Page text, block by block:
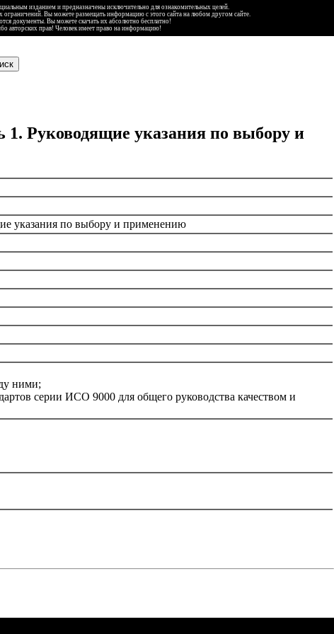
изданием и предназначены исключительно для ознакомительных целей.
ограничений. Вы можете размещать информацию с этого сайта на любом другом сайте.
документы. Вы можете скачать их абсолютно бесплатно!
авторских прав! Человек имеет право на информацию!
1. Руководящие указания по выбору и
указания по выбору и применению
ними;
серии ИСО 9000 для общего руководства качеством и